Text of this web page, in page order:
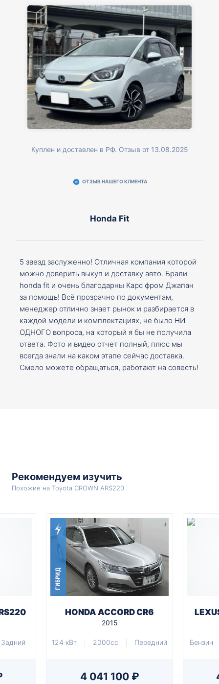
Куплен и доставлен в РФ. Отзыв от 13.08.2025
ОТЗЫВ НАШЕГО КЛИЕНТА
Honda Fit
5 звезд заслуженно! Отличная компания которой
можно доверить выкуп и доставку авто. Брали
honda fit и очень благодарны Карс фром Джапан
за помощь! Всё прозрачно по документам,
менеджер отлично знает рынок и разбирается в
каждой модели и комплектациях, не было НИ
ОДНОГО вопроса, на который я бы не получила
ответа. Фото и видео отчет полный, плюс мы
всегда знали на каком этапе сейчас доставка.
Смело можете обращаться, работают на совесть!
Рекомендуем изучить
Похожие на Toyota CROWN ARS220
Задний
ГИБРИД
HONDA ACCORD CR6
2015
124 кВт 2000cc Передний
4 041 100 ₽
Бензин